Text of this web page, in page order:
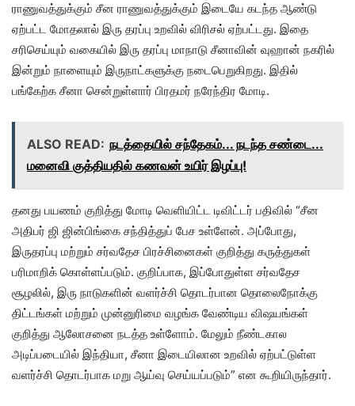
ராணுவத்துக்கும் சீன ராணுவத்துக்கும் இடையே கடந்த ஆண்டு
ஏற்பட்ட மோதலால் இரு தரப்பு உறவில் விரிசல் ஏற்பட்டது. இதை
சரிசெய்யும் வகையில் இரு தரப்பு மாநாடு சீனாவின் வுஹான் நகரில்
இன்றும் நாளையும் இருநாட்களுக்கு நடைபெறுகிறது. இதில்
பங்கேற்க சீனா சென்றுள்ளார் பிரதமர் நரேந்திர மோடி.
ALSO READ: நடத்தையில் சந்தேகம்... நடந்த சண்டை...
மனைவி குத்தியதில் கணவன் உயிர் இழப்பு!
தனது பயணம் குறித்து மோடி வெளியிட்ட டிவிட்டர் பதிவில் “சீன
அதிபர் ஜி ஜின்பிங்கை சந்தித்துப் பேச உள்ளேன். அப்போது,
இருதரப்பு மற்றும் சர்வதேச பிரச்சினைகள் குறித்து கருத்துகள்
பரிமாறிக் கொள்ளப்படும். குறிப்பாக, இப்போதுள்ள சர்வதேச
சூழலில், இரு நாடுகளின் வளர்ச்சி தொடர்பான தொலைநோக்கு
திட்டங்கள் மற்றும் முன்னுரிமை வழங்க வேண்டிய விஷயங்கள்
குறித்து ஆலோசனை நடத்த உள்ளோம். மேலும் நீண்டகால
அடிப்படையில் இந்தியா, சீனா இடையிலான உறவில் ஏற்பட்டுள்ள
வளர்ச்சி தொடர்பாக மறு ஆய்வு செய்யப்படும்” என கூறியிருந்தார்.